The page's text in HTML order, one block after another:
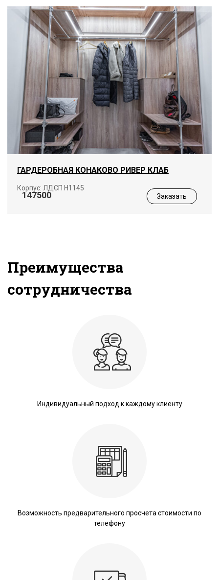
ГАРДЕРОБНАЯ КОНАКОВО РИВЕР КЛАБ
Корпус: ЛДСП Н1145
147500 Заказать
Преимущества
сотрудничества
Индивидуальный подход к каждому клиенту
Возможность предварительного просчета стоимости по
телефону